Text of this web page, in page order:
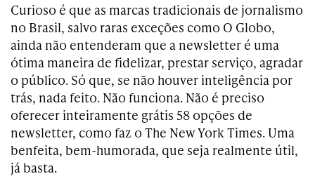
Curioso é que as marcas tradicionais de jornalismo
no Brasil, salvo raras exceções como O Globo,
ainda não entenderam que a newsletter é uma
ótima maneira de fidelizar, prestar serviço, agradar
o público. Só que, se não houver inteligência por
trás, nada feito. Não funciona. Não é preciso
oferecer inteiramente grátis 58 opções de
newsletter, como faz o The New York Times. Uma
benfeita, bem-humorada, que seja realmente útil,
já basta.